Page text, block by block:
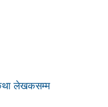
लेखकसम्म